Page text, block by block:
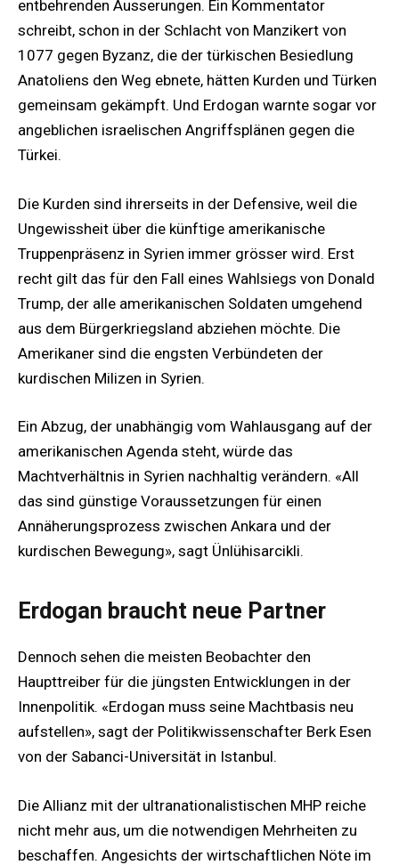
entbehrenden Äusserungen. Ein Kommentator
schreibt, schon in der Schlacht von Manzikert von
1077 gegen Byzanz, die der türkischen Besiedlung
Anatoliens den Weg ebnete, hätten Kurden und Türken
gemeinsam gekämpft. Und Erdogan warnte sogar vor
angeblichen israelischen Angriffsplänen gegen die
Türkei.
Die Kurden sind ihrerseits in der Defensive, weil die
Ungewissheit über die künftige amerikanische
Truppenpräsenz in Syrien immer grösser wird. Erst
recht gilt das für den Fall eines Wahlsiegs von Donald
Trump, der alle amerikanischen Soldaten umgehend
aus dem Bürgerkriegsland abziehen möchte. Die
Amerikaner sind die engsten Verbündeten der
kurdischen Milizen in Syrien.
Ein Abzug, der unabhängig vom Wahlausgang auf der
amerikanischen Agenda steht, würde das
Machtverhältnis in Syrien nachhaltig verändern. «All
das sind günstige Voraussetzungen für einen
Annäherungsprozess zwischen Ankara und der
kurdischen Bewegung», sagt Ünlühisarcikli.
Erdogan braucht neue Partner
Dennoch sehen die meisten Beobachter den
Haupttreiber für die jüngsten Entwicklungen in der
Innenpolitik. «Erdogan muss seine Machtbasis neu
aufstellen», sagt der Politikwissenschafter Berk Esen
von der Sabanci-Universität in Istanbul.
Die Allianz mit der ultranationalistischen MHP reiche
nicht mehr aus, um die notwendigen Mehrheiten zu
beschaffen. Angesichts der wirtschaftlichen Nöte im